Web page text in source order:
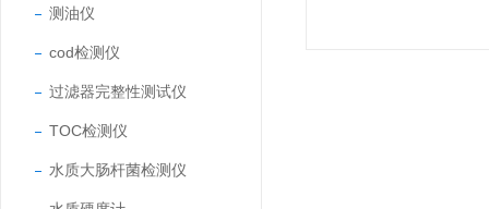
测油仪
cod检测仪
过滤器完整性测试仪
TOC检测仪
水质大肠杆菌检测仪